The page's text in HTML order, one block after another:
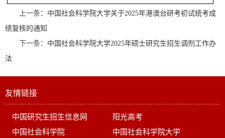
上一条： 中国社会科学院大学关于2025年港澳台研考初试统考成
绩复核的通知
下一条： 中国社会科学院大学2025年硕士研究生招生调剂工作办
法
友情链接
中国研究生招生信息网
阳光高考
中国社会科学院
中国社会科学院大学